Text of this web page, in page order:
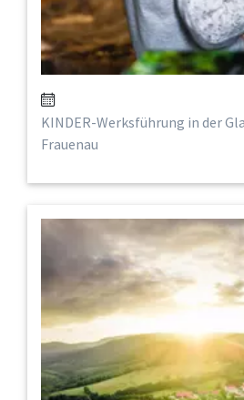
KINDER-Werksführung in der
Frauenau